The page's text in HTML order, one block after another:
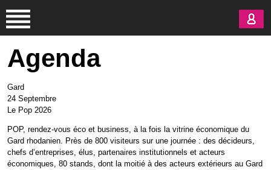
Agenda
Gard
24 Septembre
Le Pop 2026
POP, rendez-vous éco et business, à la fois la vitrine économique du
Gard rhodanien. Près de 800 visiteurs sur une journée : des décideurs,
chefs d’entreprises, élus, partenaires institutionnels et acteurs
économiques, 80 stands, dont la moitié à des acteurs extérieurs au Gard